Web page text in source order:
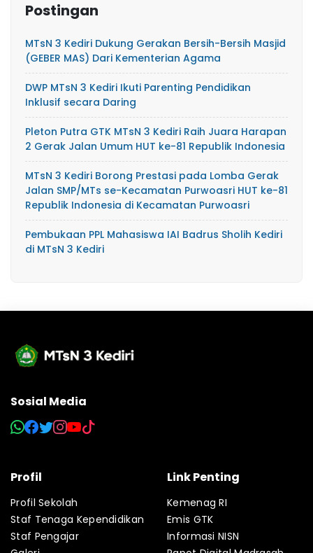
Postingan
MTsN 3 Kediri Dukung Gerakan Bersih-Bersih Masjid
(GEBER MAS) Dari Kementerian Agama
DWP MTsN 3 Kediri Ikuti Parenting Pendidikan
Inklusif secara Daring
Pleton Putra GTK MTsN 3 Kediri Raih Juara Harapan
2 Gerak Jalan Umum HUT ke-81 Republik Indonesia
MTsN 3 Kediri Borong Prestasi pada Lomba Gerak
Jalan SMP/MTs se-Kecamatan Purwoasri HUT ke-81
Republik Indonesia di Kecamatan Purwoasri
Pembukaan PPL Mahasiswa IAI Badrus Sholih Kediri
di MTsN 3 Kediri
Sosial Media
Profil
Profil Sekolah
Staf Tenaga Kependidikan
Staf Pengajar
Link Penting
Kemenag RI
Emis GTK
Informasi NISN